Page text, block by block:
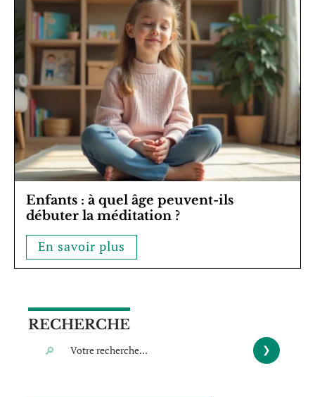
Enfants : à quel âge peuvent-ils
débuter la méditation ?
En savoir plus
RECHERCHE